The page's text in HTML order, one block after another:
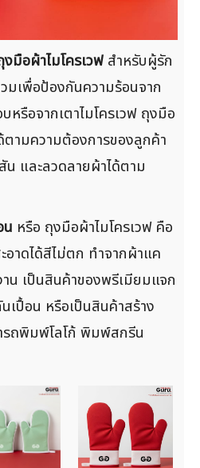
งมือผ้าไมโครเวฟ สำหรับผู้รัก
มเพื่อป้องกันความร้อนจาก
หรือจากเตาไมโครเวฟ ถุงมือ
ตามความต้องการของลูกค้า
และลวดลายผ้าได้ตาม
หรือ ถุงมือผ้าไมโครเวฟ คือ
อาดได้สีไม่ตก ทำจากผ้าแค
น เป็นสินค้าของพรีเมียมแจก
เปื้อน หรือเป็นสินค้าสร้าง
รถพิมพ์โลโก้ พิมพ์สกรีน